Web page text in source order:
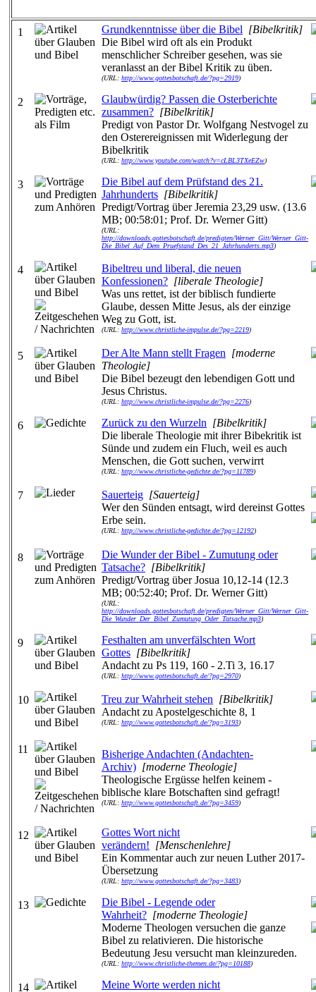
1 Grundkenntnisse über die Bibel [Bibelkritik]
Die Bibel wird oft als ein Produkt
menschlicher Schreiber gesehen, was sie
veranlasst an der Bibel Kritik zu üben.
(URL: http://www.gottesbotschaft.de/?pg=2919)
2
Glaubwürdig? Passen die Osterberichte
zusammen? [Bibelkritik]
Predigt von Pastor Dr. Wolfgang Nestvogel zu
den Osterereignissen mit Widerlegung der
Bibelkritik
(URL: http://www.youtube.com/watch?v=cLBL3TXeEZw)
3
Die Bibel auf dem Prüfstand des 21.
Jahrhunderts [Bibelkritik]
Predigt/Vortrag über Jeremia 23,29 usw. (13.6
MB; 00:58:01; Prof. Dr. Werner Gitt)
(URL:
http://downloads.gottesbotschaft.de/predigten/Werner_Gitt/Werner_Gitt-
Die_Bibel_Auf_Dem_Pruefstand_Des_21_Jahrhunderts.mp3)
4
Bibeltreu und liberal, die neuen
Konfessionen? [liberale Theologie]
Was uns rettet, ist der biblisch fundierte
Glaube, dessen Mitte Jesus, als der einzige
Weg zu Gott, ist.
(URL: http://www.christliche-impulse.de/?pg=2219)
5 Der Alte Mann stellt Fragen [moderne
Theologie]
Die Bibel bezeugt den lebendigen Gott und
Jesus Christus.
(URL: http://www.christliche-impulse.de/?pg=2276)
6 Zurück zu den Wurzeln [Bibelkritik]
Die liberale Theologie mit ihrer Bibekritik ist
Sünde und zudem ein Fluch, weil es auch
Menschen, die Gott suchen, verwirrt
(URL: http://www.christliche-gedichte.de/?pg=11789)
7 Sauerteig [Sauerteig]
Wer den Sünden entsagt, wird dereinst Gottes
Erbe sein.
(URL: http://www.christliche-gedichte.de/?pg=12192)
8
Die Wunder der Bibel - Zumutung oder
Tatsache? [Bibelkritik]
Predigt/Vortrag über Josua 10,12-14 (12.3
MB; 00:52:40; Prof. Dr. Werner Gitt)
(URL:
http://downloads.gottesbotschaft.de/predigten/Werner_Gitt/Werner_Gitt-
Die_Wunder_Der_Bibel_Zumutung_Oder_Tatsache.mp3)
9
Festhalten am unverfälschten Wort
Gottes [Bibelkritik]
Andacht zu Ps 119, 160 - 2.Ti 3, 16.17
(URL: http://www.gottesbotschaft.de/?pg=2970)
10 Treu zur Wahrheit stehen [Bibelkritik]
Andacht zu Apostelgeschichte 8, 1
(URL: http://www.gottesbotschaft.de/?pg=3193)
11
Bisherige Andachten (Andachten-
Archiv) [moderne Theologie]
Theologische Ergüsse helfen keinem -
biblische klare Botschaften sind gefragt!
(URL: http://www.gottesbotschaft.de/?pg=3459)
12
Gottes Wort nicht
verändern! [Menschenlehre]
Ein Kommentar auch zur neuen Luther 2017-
Übersetzung
(URL: http://www.gottesbotschaft.de/?pg=3483)
13
Die Bibel - Legende oder
Wahrheit? [moderne Theologie]
Moderne Theologen versuchen die ganze
Bibel zu relativieren. Die historische
Bedeutung Jesu versucht man kleinzureden.
(URL: http://www.christliche-themen.de/?pg=10188)
14
Meine Worte werden nicht